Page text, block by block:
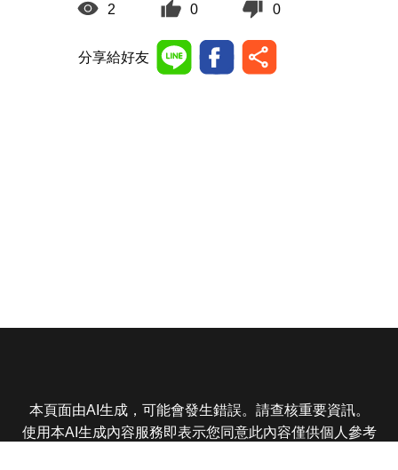
2 0 0
分享給好友
本頁面由AI生成，可能會發生錯誤。請查核重要資訊。
使用本AI生成內容服務即表示您同意此內容僅供個人參考